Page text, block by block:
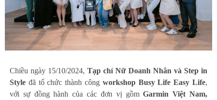
Chiều ngày 15/10/2024, Tạp chí Nữ Doanh Nhân và Step in
Style đã tổ chức thành công workshop Busy Life Easy Life,
với sự đồng hành của các đơn vị gồmGarmin Việt Nam,